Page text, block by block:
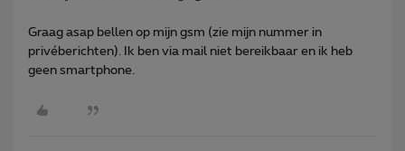
Graag asap bellen op mijn gsm (zie mijn nummer in
privéberichten). Ik ben via mail niet bereikbaar en ik heb
geen smartphone.